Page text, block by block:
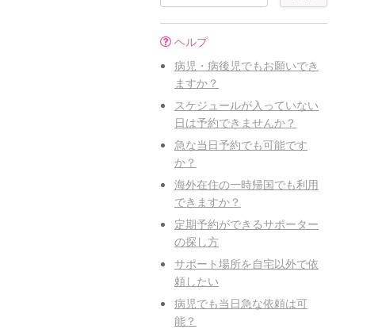
ヘルプ
病児・病後児でもお願いでき
ますか？
スケジュールが入っていない
日は予約できませんか？
急な当日予約でも可能です
か？
海外在住の一時帰国でも利用
できますか？
定期予約ができるサポーター
の探し方
サポート場所を自宅以外で依
頼したい
病児でも当日急な依頼は可
能？